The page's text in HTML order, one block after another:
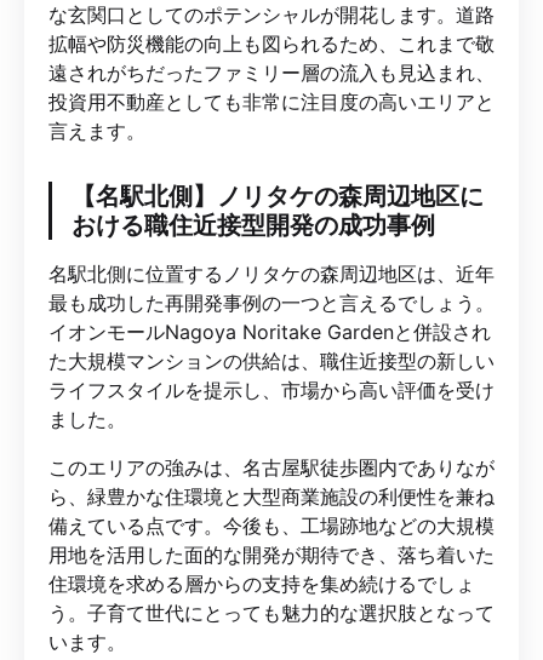
な玄関口としてのポテンシャルが開花します。道路
拡幅や防災機能の向上も図られるため、これまで敬
遠されがちだったファミリー層の流入も見込まれ、
投資用不動産としても非常に注目度の高いエリアと
言えます。
【名駅北側】ノリタケの森周辺地区に
おける職住近接型開発の成功事例
名駅北側に位置するノリタケの森周辺地区は、近年
最も成功した再開発事例の一つと言えるでしょう。
イオンモールNagoya Noritake Gardenと併設され
た大規模マンションの供給は、職住近接型の新しい
ライフスタイルを提示し、市場から高い評価を受け
ました。
このエリアの強みは、名古屋駅徒歩圏内でありなが
ら、緑豊かな住環境と大型商業施設の利便性を兼ね
備えている点です。今後も、工場跡地などの大規模
用地を活用した面的な開発が期待でき、落ち着いた
住環境を求める層からの支持を集め続けるでしょ
う。子育て世代にとっても魅力的な選択肢となって
います。